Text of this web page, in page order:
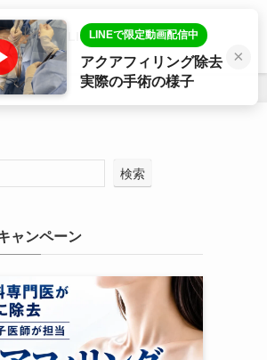
ィール LINE相談 症例写真
検索
ャンペーン
×
LINEで限定動画配信中
アクアフィリング除去
実際の手術の様子